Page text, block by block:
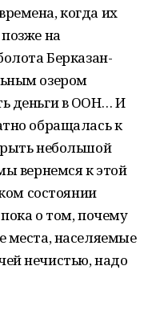
когда их
на
Берказан-
озером
деньги в ООН… И
обращалась к
небольшой
вернемся к этой
состоянии
о том, почему
места, населяемые
нечистью, надо